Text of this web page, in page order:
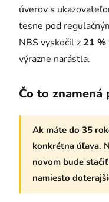
úverov s
tesne pod
NBS vyskočil z 21 %
výrazne narástla.
Čo to znamená
Ak máte do 35
konkrétna úľava.
novom bude
namiesto